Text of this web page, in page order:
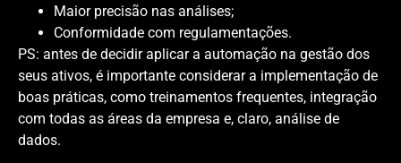
Maior precisão nas análises;
Conformidade com regulamentações.
PS: antes de decidir aplicar a automação na gestão dos
seus ativos, é importante considerar a implementação de
boas práticas, como treinamentos frequentes, integração
com todas as áreas da empresa e, claro, análise de
dados.